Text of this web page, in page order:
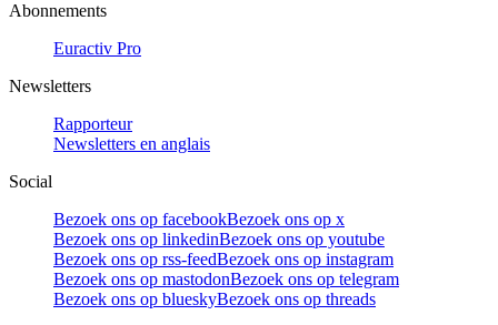
Abonnements
Euractiv Pro
Newsletters
Rapporteur
Newsletters en anglais
Social
Bezoek ons op facebookBezoek ons op x
Bezoek ons op linkedinBezoek ons op youtube
Bezoek ons op rss-feedBezoek ons op instagram
Bezoek ons op mastodonBezoek ons op telegram
Bezoek ons op blueskyBezoek ons op threads